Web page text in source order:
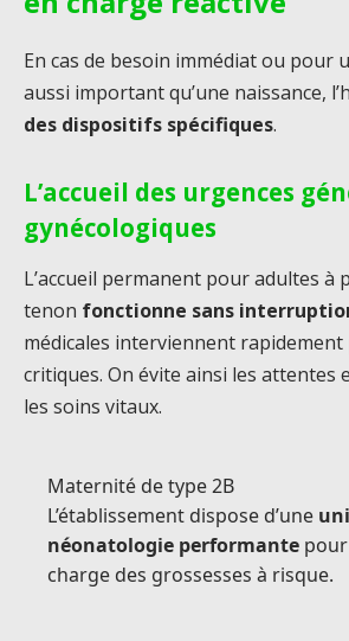
En cas de besoin immédiat ou pour
aussi important qu’une naissance,
des dispositifs spécifiques.
L’accueil des urgences
gynécologiques
L’accueil permanent pour adultes à
tenon fonctionne sans
médicales interviennent rapidement
critiques. On évite ainsi les attentes
les soins vitaux.
Maternité de type 2B
L’établissement dispose d’une
néonatologie performante
charge des grossesses à risque.